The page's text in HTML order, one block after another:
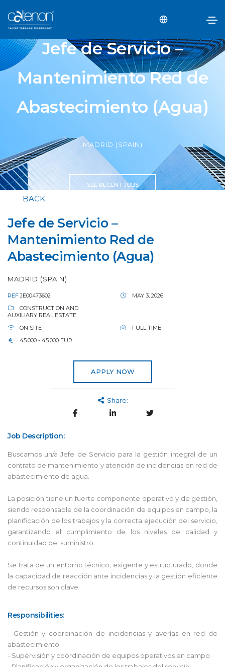
Jefe de Servicio –
Mantenimiento Red de
Abastecimiento (Agua)
MADRID (SPAIN)
SEE RECENT JOBS
BACK
Jefe de Servicio –
Mantenimiento Red de
Abastecimiento (Agua)
MADRID (SPAIN)
REF JE00473602
MAY 3, 2026
CONSTRUCTION AND
AUXILIARY REAL ESTATE
ON SITE
FULL TIME
45.000 - 45.000 EUR
APPLY NOW
Share:
Job Description:
Buscamos un/a Jefe de Servicio para la gestión integral de un
contrato de mantenimiento y atención de incidencias en red de
abastecimiento de agua.
La posición tiene un fuerte componente operativo y de gestión,
siendo responsable de la coordinación de equipos en campo, la
planificación de los trabajos y la correcta ejecución del servicio,
garantizando el cumplimiento de los niveles de calidad y
continuidad del suministro.
Se trata de un entorno técnico, exigente y estructurado, donde
la capacidad de reacción ante incidencias y la gestión eficiente
de recursos son clave.
Responsibilities:
- Gestión y coordinación de incidencias y averías en red de
abastecimiento
- Supervisión y coordinación de equipos operativos en campo